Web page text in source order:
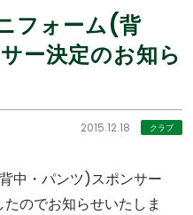
フォーム(背
ー決定のお知ら
2015.12.18 クラブ
中・パンツ)スポンサー
のでお知らせいたしま